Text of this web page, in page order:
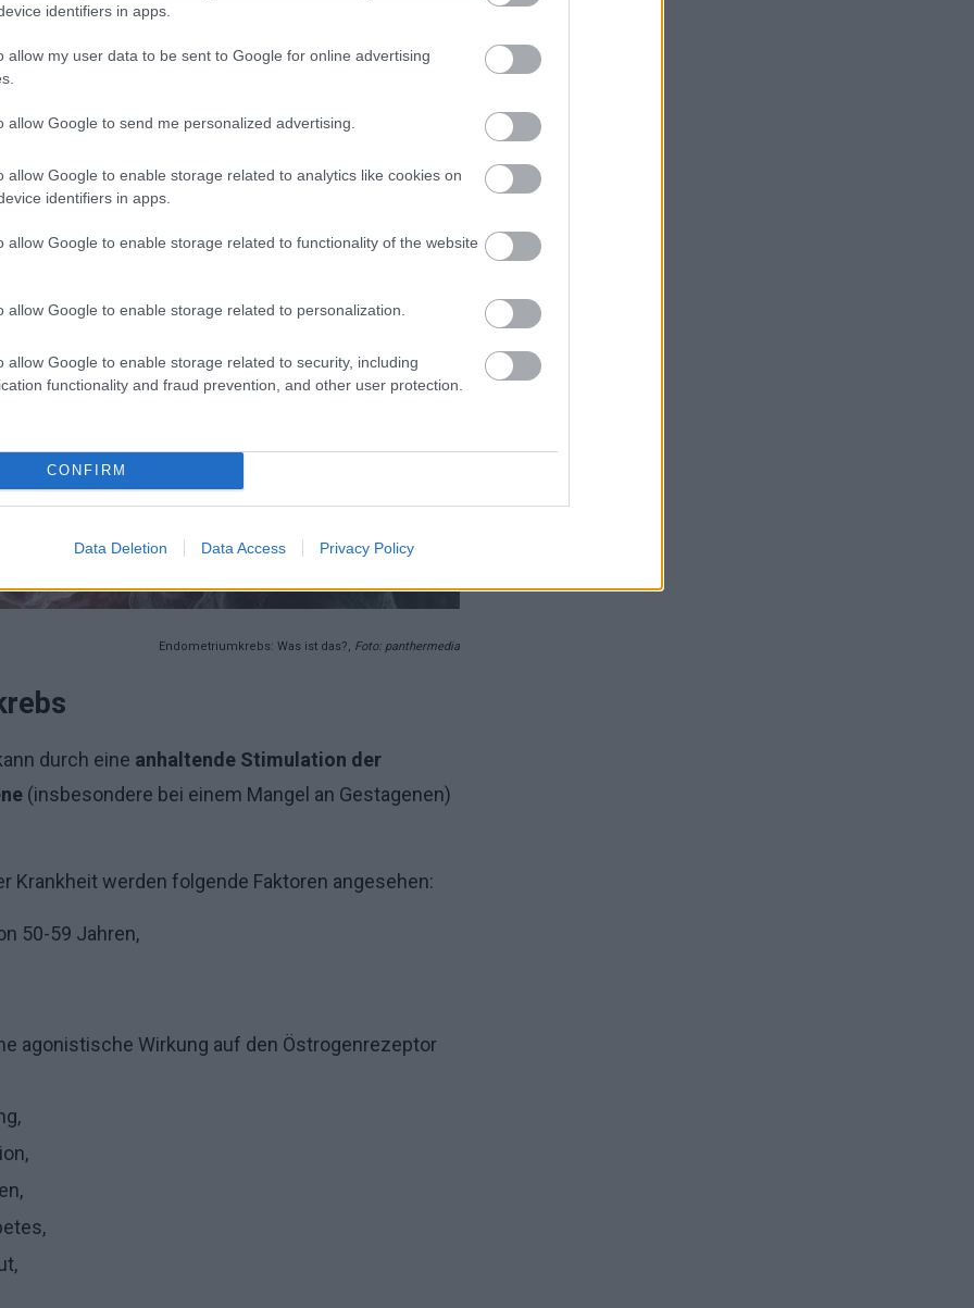
identifiers in apps.
allow my user data to be sent to Google for online advertising
allow Google to send me personalized advertising.
allow Google to enable storage related to analytics like cookies on
identifiers in apps.
allow Google to enable storage related to functionality of the website
allow Google to enable storage related to personalization.
allow Google to enable storage related to security, including
functionality and fraud prevention, and other user protection.
CONFIRM
Data Deletion Data Access Privacy Policy
Endometriumkrebs: Was ist das?, Foto: panthermedia
durch eine anhaltende Stimulation der
(insbesondere bei einem Mangel an Gestagenen)
Krankheit werden folgende Faktoren angesehen:
50-59 Jahren,
agonistische Wirkung auf den Östrogenrezeptor